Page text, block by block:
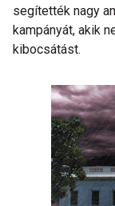
segítették nagy
kampányát, akik
kibocsátást.